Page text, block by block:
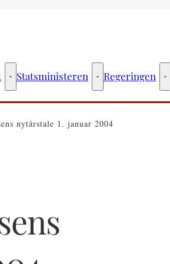
Statsministeriet - Flere links
Statsministeren Statsministeren -
Regeringen
nytårstale 1. januar 2004